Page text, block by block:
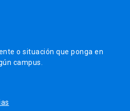
o situación que ponga en
campus.